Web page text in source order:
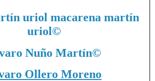
uriol macarena martín
uriol©
Nuño Martín©
Ollero Moreno